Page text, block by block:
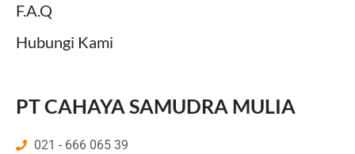
F.A.Q
Hubungi Kami
PT CAHAYA SAMUDRA MULIA
021 - 666 065 39